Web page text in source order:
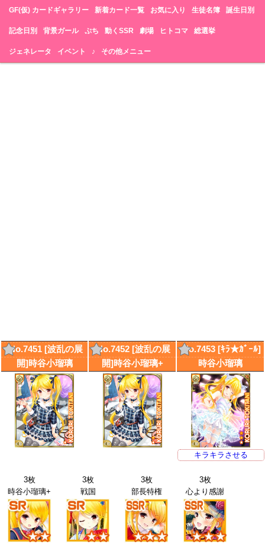
GF(仮) カードギャラリー 新着カード一覧 お気に入り 生徒名簿 誕生日別
記念日別 背景ガール ぷち 動くSSR 劇場 ヒトコマ 総選挙
ジェネレータ イベント ♪ その他メニュー
No.7451 [波乱の展
開]時谷小瑠璃
No.7452 [波乱の展
開]時谷小瑠璃+
No.7453 [ｷﾗ★ｶﾞｰﾙ]
時谷小瑠璃
キラキラさせる
3枚
時谷小瑠璃+
3枚
戦国
3枚
部長特権
3枚
心より感謝